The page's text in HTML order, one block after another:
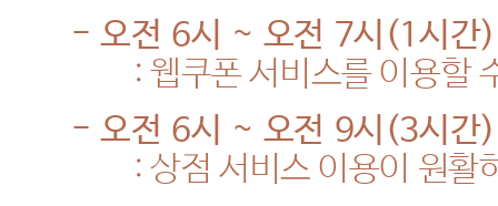
-오전 6시 ~ 오전 7시 (1 시간)
: 웹쿠폰 서비스를 이용할
-오전 6시 ~ 오전 9시 (3시간)
: 상점 서비스 이용이 원활